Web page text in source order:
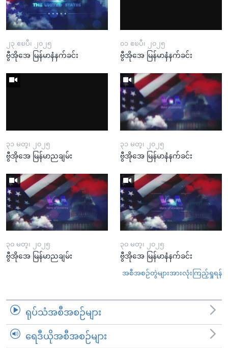
၂၃ ဧၿပီ၊ ၂၀၂၅
ဗွီအိုအေ မြန်မာနံနက်ခင်း
၀၁ ဧၿပီ၊ ၂၀၂၅
ဗွီအိုအေ မြန်မာနံနက်ခင်း
၃၁ မတ္၊ ၂၀၂၅
ဗွီအိုအေ မြန်မာညချမ်း
၃၁ မတ္၊ ၂၀၂၅
ဗွီအိုအေ မြန်မာနံနက်ခင်း
၃၀ မတ္၊ ၂၀၂၅
ဗွီအိုအေ မြန်မာညချမ်း
၃၀ မတ္၊ ၂၀၂၅
ဗွီအိုအေ မြန်မာနံနက်ခင်း
အစီအစဉ်တွဲများအားလုံးကြည့်ရှုရန်
ရုပ်သံအစီအစဉ်များ
ရေဒီယိုအစီအစဉ်များ